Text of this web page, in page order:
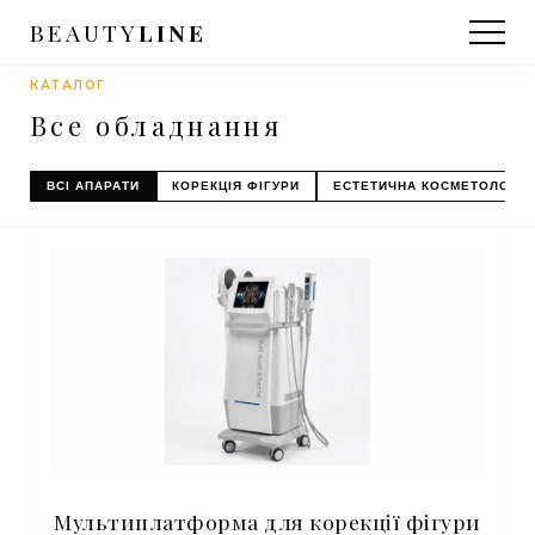
BEAUTYLINE
КАТАЛОГ
Все обладнання
ВСІ АПАРАТИ КОРЕКЦІЯ ФІГУРИ ЕСТЕТИЧНА КОСМЕТОЛОГІЯ
Мультиплатформа для корекції фігури